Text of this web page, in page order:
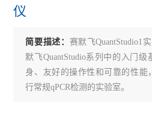
伯乐CFX Connect PCR仪
伯乐S1000 PCR仪
仪
简要描述： 赛默飞QuantStudio1
默飞QuantStudio系列中的入门
身、友好的操作性和可靠的性能
行常规qPCR检测的实验室。